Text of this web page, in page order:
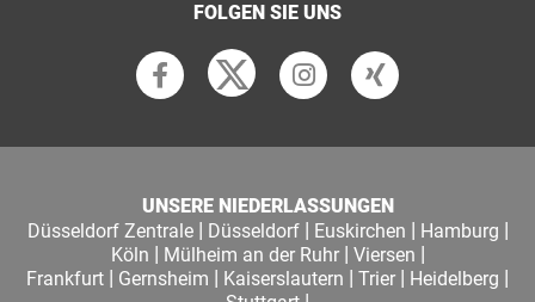
FOLGEN SIE UNS
UNSERE NIEDERLASSUNGEN
Düsseldorf Zentrale| Düsseldorf| Euskirchen | Hamburg |
Köln | Mülheim an der Ruhr| Viersen |
Frankfurt | Gernsheim | Kaiserslautern | Trier | Heidelberg |